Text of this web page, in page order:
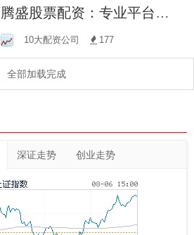
腾盛股票配资：专业平台，
助您财富增值
10大配资公司 177
全部加载完成
深证走势 创业走势